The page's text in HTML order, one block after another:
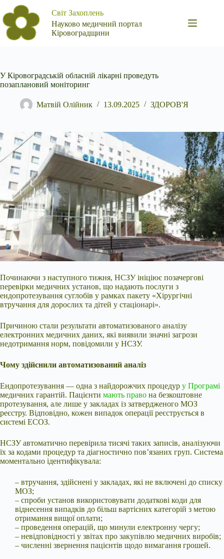
Перейти
до
вмісту
Світ Захоплень
Науково медичний портал
Кіровоградщини
У Кіровоградській обласній лікарні проведуть
позаплановий моніторинг
Матвій Олійник 13.09.2025 ЗДОРОВ'Я
Починаючи з наступного тижня, НСЗУ ініціює позачергові
перевірки медичних установ, що надають послуги з
ендопротезування суглобів у рамках пакету «Хірургічні
втручання для дорослих та дітей у стаціонарі».
Причиною стали результати автоматизованого аналізу
електронних медичних даних, які виявили значні загрози
недотримання норм, повідомили у НСЗУ.
Чому здійснили автоматизований аналіз
Ендопротезування — одна з найдорожчих процедур у Програмі
медичних гарантій. Пацієнти мають право на безкоштовне
протезування, але лише у закладах із затвердженого МОЗ
реєстру. Відповідно, кожен випадок операції реєструється в
системі ЕСОЗ.
НСЗУ автоматично перевірила тисячі таких записів, аналізуючи
їх за кодами процедур та діагностично пов’язаних груп. Система
моментально ідентифікувала:
– втручання, здійснені у закладах, які не включені до списку
МОЗ;
– спроби установ використовувати додаткові коди для
віднесення випадків до більш вартісних категорій з метою
отримання вищої оплати;
– проведення операцій, що минули електронну чергу;
– невідповідності у звітах про закупівлю медичних виробів;
– численні звернення пацієнтів щодо вимагання грошей.